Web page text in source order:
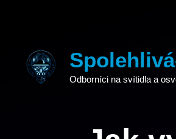
Odborníci na svítidla a